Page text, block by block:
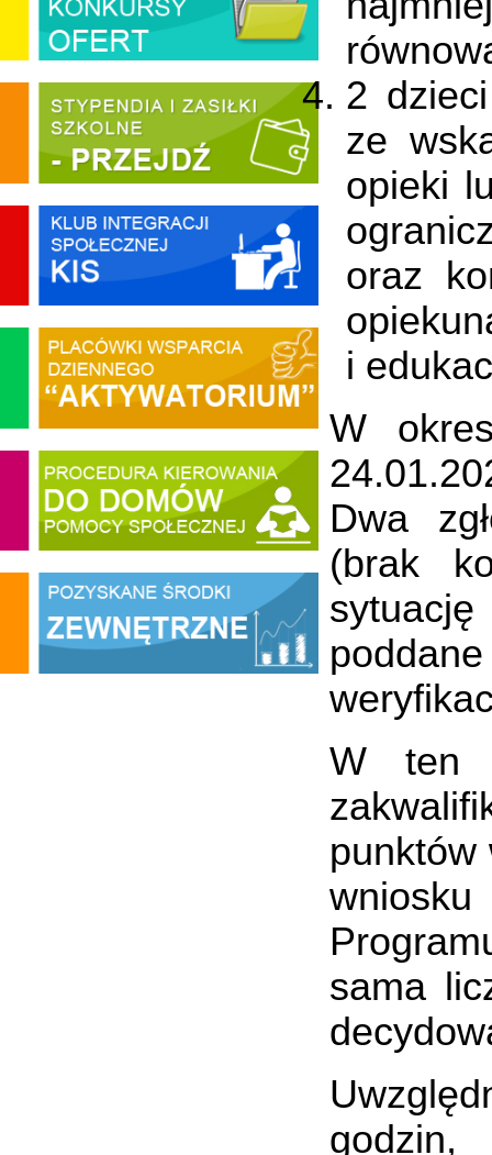
2
ze
opieki
oraz
i
W
Dwa
(brak
W ten
punktów
sama